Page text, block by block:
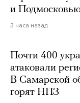
и
3 часа назад
Почти 400
атаковали
В Самарской
горят НПЗ